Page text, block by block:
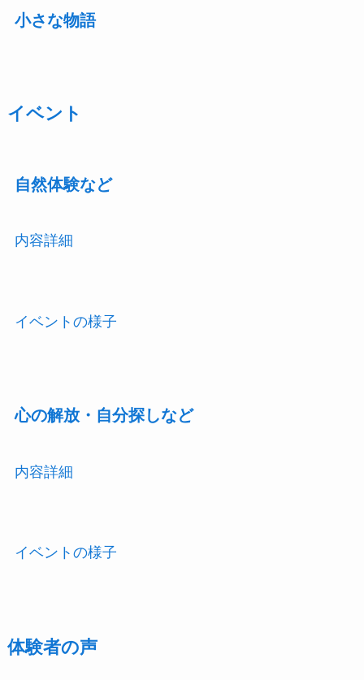
小さな物語
イベント
自然体験など
内容詳細
イベントの様子
心の解放・自分探しなど
内容詳細
イベントの様子
体験者の声